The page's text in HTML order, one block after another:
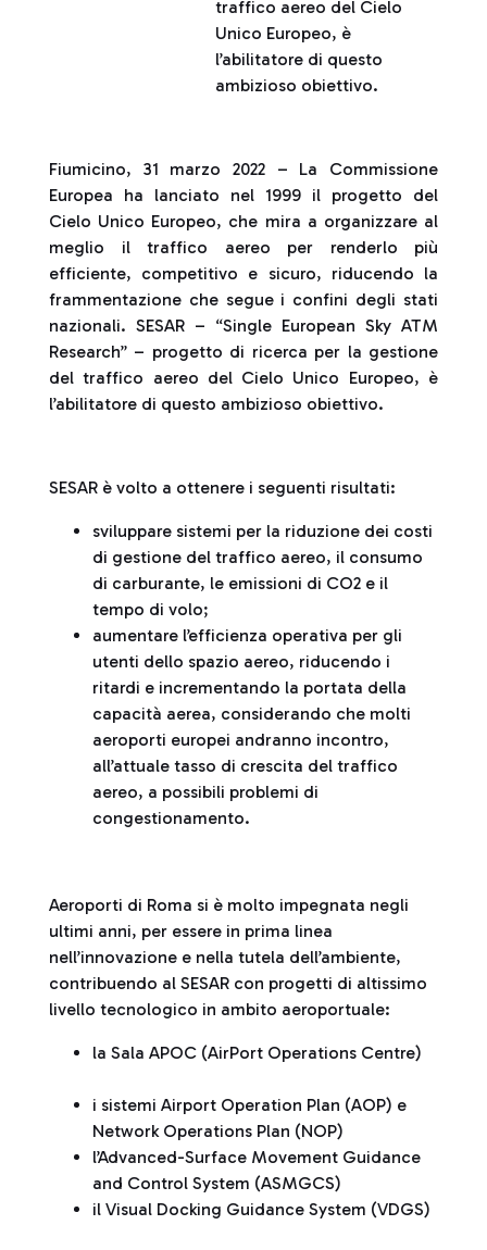
traffico aereo del Cielo
Unico Europeo, è
l’abilitatore di questo
ambizioso obiettivo.
Fiumicino, 31 marzo 2022 – La Commissione
Europea ha lanciato nel 1999 il progetto del
Cielo Unico Europeo, che mira a organizzare al
meglio il traffico aereo per renderlo più
efficiente, competitivo e sicuro, riducendo la
frammentazione che segue i confini degli stati
nazionali. SESAR – “Single European Sky ATM
Research” – progetto di ricerca per la gestione
del traffico aereo del Cielo Unico Europeo, è
l’abilitatore di questo ambizioso obiettivo.
SESAR è volto a ottenere i seguenti risultati:
sviluppare sistemi per la riduzione dei costi
di gestione del traffico aereo, il consumo
di carburante, le emissioni di CO2 e il
tempo di volo;
aumentare l’efficienza operativa per gli
utenti dello spazio aereo, riducendo i
ritardi e incrementando la portata della
capacità aerea, considerando che molti
aeroporti europei andranno incontro,
all’attuale tasso di crescita del traffico
aereo, a possibili problemi di
congestionamento.
Aeroporti di Roma si è molto impegnata negli
ultimi anni, per essere in prima linea
nell’innovazione e nella tutela dell’ambiente,
contribuendo al SESAR con progetti di altissimo
livello tecnologico in ambito aeroportuale:
la Sala APOC (AirPort Operations Centre)
i sistemi Airport Operation Plan (AOP) e
Network Operations Plan (NOP)
l’Advanced-Surface Movement Guidance
and Control System (ASMGCS)
il Visual Docking Guidance System (VDGS)